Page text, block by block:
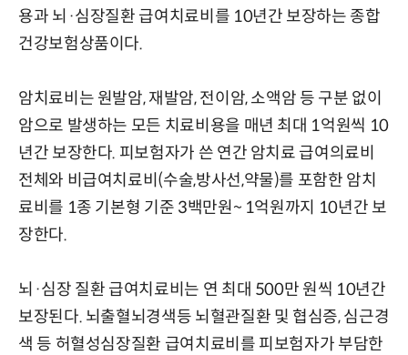
용과 뇌·심장질환 급여치료비를 10년간 보장하는 종합
건강보험상품이다.
암치료비는 원발암, 재발암, 전이암, 소액암 등 구분 없이
암으로 발생하는 모든 치료비용을 매년 최대 1억원씩 10
년간 보장한다. 피보험자가 쓴 연간 암치료 급여의료비
전체와 비급여치료비(수술,방사선,약물)를 포함한 암치
료비를 1종 기본형 기준 3백만원~ 1억원까지 10년간 보
장한다.
뇌·심장 질환 급여치료비는 연 최대 500만 원씩 10년간
보장된다. 뇌출혈뇌경색등 뇌혈관질환 및 협심증, 심근경
색 등 허혈성심장질환 급여치료비를 피보험자가 부담한